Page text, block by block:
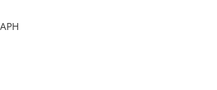
results meet your criteria